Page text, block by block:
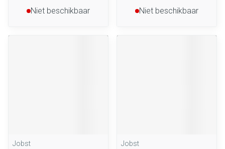
Niet beschikbaar Niet beschikbaar
Jobst
Jobst